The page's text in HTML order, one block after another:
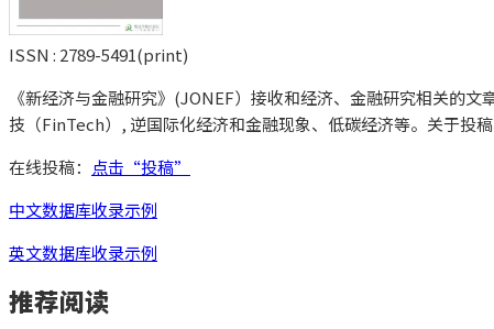
ISSN : 2789-5491(print)
《新经济与金融研究》(JONEF）接收和经济、金融研究相关的
技（FinTech）, 逆国际化经济和金融现象、低碳经济等。 关于投
在线投稿： 点击“投稿”
中文数据库收录示例
英文数据库收录示例
推荐阅读